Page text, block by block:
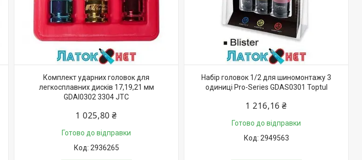
Комплект ударних головок для
легкосплавних дисків 17,19,21 мм
GDAI0302 3304 JTC
1 025,80 ₴
Готово до відправки
2936265
Набір головок 1/2 для шиномонтажу 3
одиниці Pro-Series GDAS0301 Toptul
1 216,16 ₴
Готово до відправки
2949563